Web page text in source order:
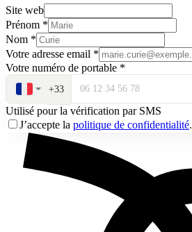
Site web
Prénom *
Nom *
Votre adresse email *
Votre numéro de portable *
+33
Utilisé pour la vérification par SMS
J’accepte la politique de confidentialité.